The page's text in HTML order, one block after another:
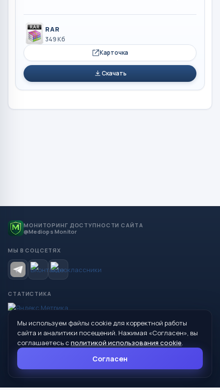
RAR
349 Кб
Карточка
Скачать
МОНИТОРИНГ ДОСТУПНОСТИ САЙТА
@Mediops Monitor
МЫ В СОЦСЕТЯХ
СТАТИСТИКА
© 2026 Управление образования Администрации МО
Сухой Лог
624800, Свердловская область, г. Сухой Лог, ул. Кирова, дом 7
8 (34373) 4-33-85
Мы используем файлы cookie для корректной работы
сайта и аналитики посещений. Нажимая «Согласен», вы
соглашаетесь с политикой использования cookie.
Согласен